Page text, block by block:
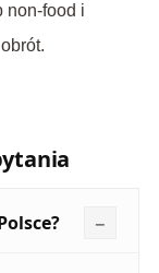
non-food i